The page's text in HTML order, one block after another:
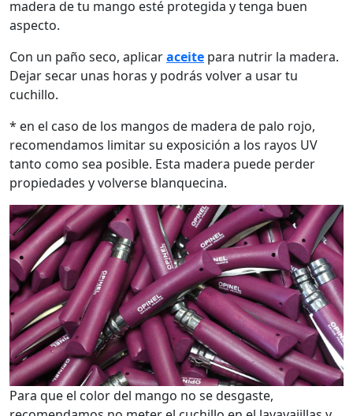
madera de tu mango esté protegida y tenga buen
aspecto.
Con un paño seco, aplicaraceite para nutrir la madera.
Dejar secar unas horas y podrás volver a usar tu
cuchillo.
* en el caso de los mangos de madera de palo rojo,
recomendamos limitar su exposición a los rayos UV
tanto como sea posible. Esta madera puede perder
propiedades y volverse blanquecina.
Para que el color del mango no se desgaste,